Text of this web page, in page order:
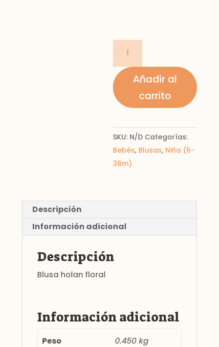
holan
cantidadAñadir al
carrito
SKU: N/D Categorías:
Bebés, Blusas, Niña (6-
36m)
Descripción
Información adicional
Descripción
Blusa holan floral
Información adicional
Peso 0.450 kg